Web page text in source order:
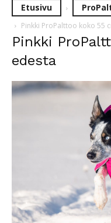
Etusivu
Pinkki ProPalttoo koko 55
Pinkki
edesta